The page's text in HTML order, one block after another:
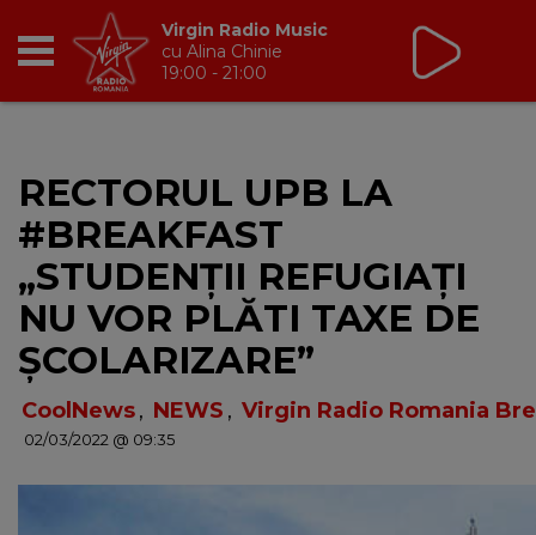
BREAKFAST
TIC TALK
CÂȘTIGĂ
HOT 30
DANCEFLOOR CHART
Virgin Radio Music
cu Alina Chinie
19:00 - 21:00
RECTORUL UPB LA
#BREAKFAST
„STUDENȚII REFUGIAȚI
NU VOR PLĂTI TAXE DE
ȘCOLARIZARE”
CoolNews, NEWS , Virgin Radio Romania
02/03/2022 @ 09:35